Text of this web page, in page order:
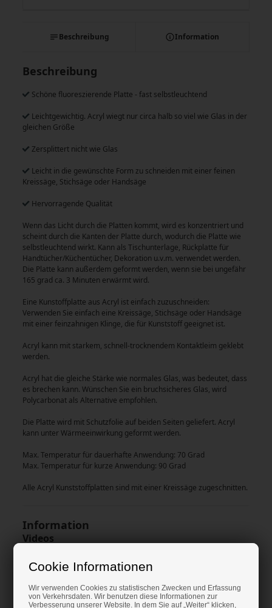
Cookie Informationen
Wir verwenden Cookies zu statistischen Zwecken und Erfassung
von Verkehrsdaten. Wir benutzen diese Informationen zur
Verbesserung unserer Website. In dem Sie auf „Weiter“ klicken,
Beschreibung Information
Beschreibung
Schöne fluoreszierende Platte - fast selbstleuchtend
Leichtgewichtig. Acryl wiegt nur circa halb so viel wie Glas in der
gleichen Größe
Zersplittert nicht wie Glas
Leicht in die gewünschte Form zu schneiden mit einer feinen
Kreissäge, Stichsäge oder Handsäge
Hervorragende Qualität
Wenn das Licht durch die Platten kommt, wird es konzentriert und
scheint durch die Kanten der Platte durch, wodurch die Platte wie
selbstleuchtend wirkt. Kann als Tischunterlage, Rückplatte für
Handtücher/Küchentücher, Dekoration u.v.m. verwendet werden.
Die Platte kann außerdem geformt werden, wenn sie bei ungefähr
165 grad ca. 3 Minuten erwärmt wird.
Eine Kunstoffplatte aus Acryl ist einfach zuzuschneiden:
Verwenden Sie einfach eine Kreissäge, Stichsäge oder Handsäge
mit einer feinzahnigen Klinge, die für Kunststoff geeignet ist.
Acryl kann mit starkem, schnell-trocknendem Kontaktleim geklebt
werden.
Acryl hat die gleiche Stärke wie normales Glas, was bedeutet, dass
es brechen kann. Wünschen Sie ein bruchsicheres Glas, wird
Polycarbonat als Alternative empfohlen.
Die Platte wird mit Schutzfolie auf beiden Seiten geliefert. Acryl
kann unter Wärmeeinwirkung geformt werden.
Max. Temperatur für dauerhafte Anwendung: 70 Grad
Max. Temperatur für kurze Anwendung: 90 Grad
Alle Acryl Kunststoffplatten sind mit einer Kreissäge zugeschnitten.
Information
Videos